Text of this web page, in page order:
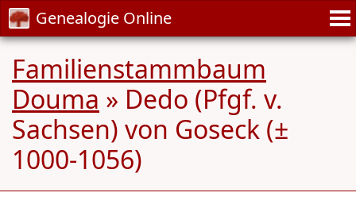
Genealogie Online
Familienstammbaum
Douma » Dedo (Pfgf. v.
Sachsen) von Goseck (±
1000-1056)